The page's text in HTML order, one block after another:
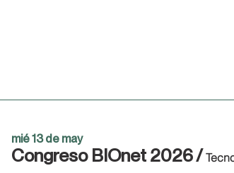
mié 13 de may
Congreso BIOnet 2026/